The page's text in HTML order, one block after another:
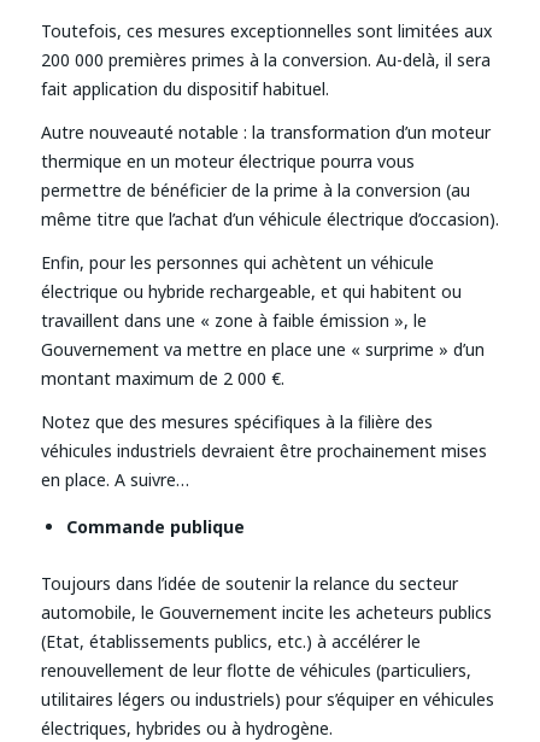
Toutefois, ces mesures exceptionnelles sont limitées aux
200 000 premières primes à la conversion. Au-delà, il sera
fait application du dispositif habituel.
Autre nouveauté notable : la transformation d’un moteur
thermique en un moteur électrique pourra vous
permettre de bénéficier de la prime à la conversion (au
même titre que l’achat d’un véhicule électrique d’occasion).
Enfin, pour les personnes qui achètent un véhicule
électrique ou hybride rechargeable, et qui habitent ou
travaillent dans une « zone à faible émission », le
Gouvernement va mettre en place une « surprime » d’un
montant maximum de 2 000 €.
Notez que des mesures spécifiques à la filière des
véhicules industriels devraient être prochainement mises
en place. A suivre…
Commande publique
Toujours dans l’idée de soutenir la relance du secteur
automobile, le Gouvernement incite les acheteurs publics
(Etat, établissements publics, etc.) à accélérer le
renouvellement de leur flotte de véhicules (particuliers,
utilitaires légers ou industriels) pour s’équiper en véhicules
électriques, hybrides ou à hydrogène.